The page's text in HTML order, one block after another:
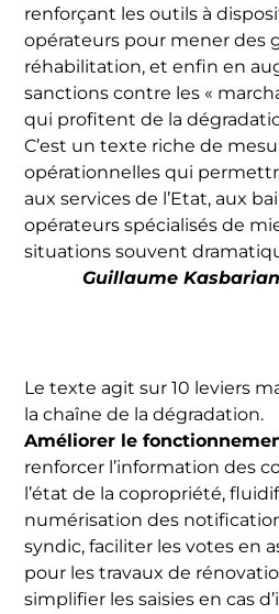
renforçant les outils à
opérateurs pour mener des
réhabilitation, et enfin en
sanctions contre les «
qui profitent de la
C’est un texte riche de
opérationnelles qui
aux services de l’Etat, aux
opérateurs spécialisés de
situations souvent
Guillaume
Le texte agit sur 10 leviers
la chaîne de la dégradation.
Améliorer le
renforcer l’information des
l’état de la copropriété,
numérisation des
syndic, faciliter les votes en
pour les travaux de
simplifier les saisies en cas